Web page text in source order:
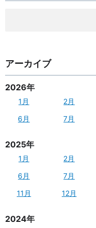
アーカイブ
2026年
1月 2月
6月
7月
2025年
1月 2月
6月
7月
11月
12月
2024年